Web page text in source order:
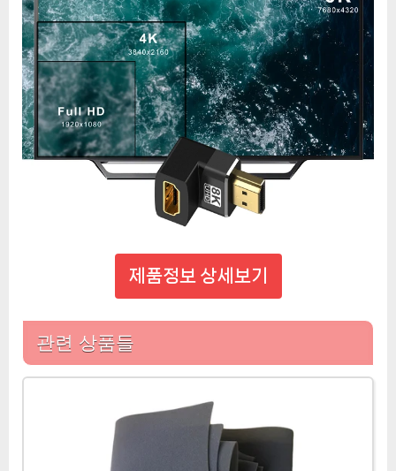
제품정보 상세보기
관련 상품들